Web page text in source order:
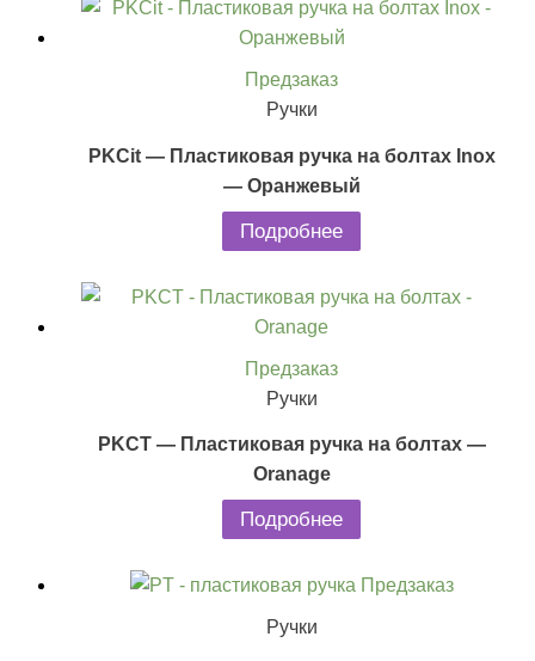
Предзаказ
Ручки
PKCit — Пластиковая ручка на болтах Inox
— Оранжевый
Подробнее
Предзаказ
Ручки
PKCT — Пластиковая ручка на болтах —
Oranage
Подробнее
Предзаказ
Ручки